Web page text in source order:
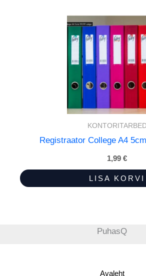
Registraator College A4
1,99 €
LISA KORVI
PuhasQ
Avaleht